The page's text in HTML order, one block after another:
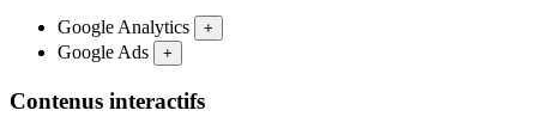
Google Analytics +
Google Ads +
Contenus interactifs